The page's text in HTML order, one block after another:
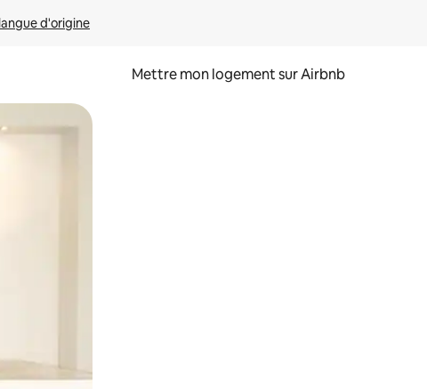
d'origine
Mettre mon logement sur Airbnb
faisant glisser.